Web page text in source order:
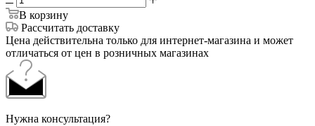
В корзину
Рассчитать доставку
Цена действительна только для интернет-магазина и может
отличаться от цен в розничных магазинах
Нужна консультация?